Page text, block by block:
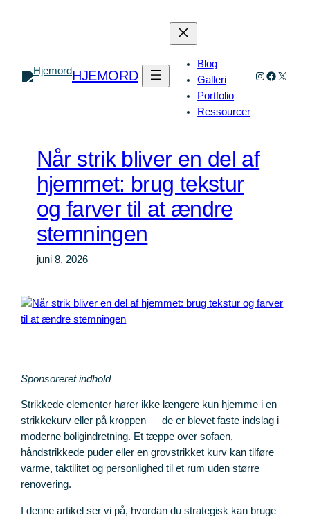
HJEMORD
Blog
Galleri
Portfolio
Ressourcer
Instagram
X
Når strik bliver en del af
hjemmet: brug tekstur
og farver til at ændre
stemningen
juni 8, 2026
Sponsoreret indhold
Strikkede elementer hører ikke længere kun hjemme i en
strikkekurv eller på kroppen — de er blevet faste indslag i
moderne boligindretning. Et tæppe over sofaen,
håndstrikkede puder eller en grovstrikket kurv kan tilføre
varme, taktilitet og personlighed til et rum uden større
renovering.
I denne artikel ser vi på, hvordan du strategisk kan bruge